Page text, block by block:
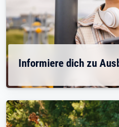
Informiere dich zu